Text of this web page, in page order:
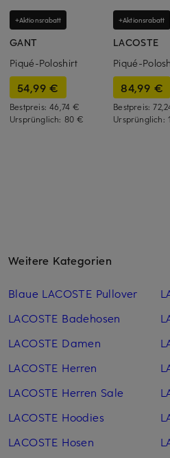
+Aktionsrabatt
GANT
Piqué-Poloshirt
54,99 €
Bestpreis:46,74 €
Ursprünglich: 80 €
+Aktionsrabatt
LACOSTE
Piqué-
84,99 €
Bestpreis:
Ursprünglich:
Weitere Kategorien
Blaue LACOSTE Pullover
LACOSTE Badehosen
LACOSTE Damen
LACOSTE Herren
LACOSTE Herren Sale
LACOSTE Hoodies
LACOSTE Hosen